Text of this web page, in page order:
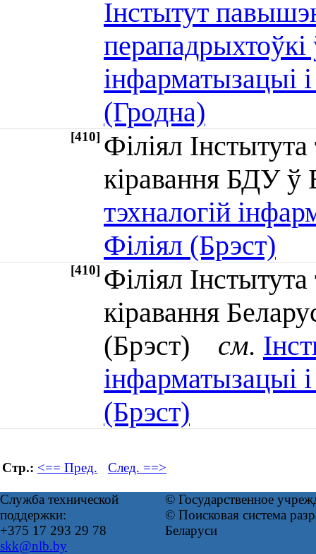
Інстытут
перападрыхтоўкі
інфарматызацыі
(Гродна)
[410] Філіял
кіравання БДУ
тэхналогій
Філіял (Брэст)
[410] Філіял
кіравання
(Брэст) см.
інфарматызацыі
(Брэст)
Стр.: <== Пред. След. ==>
Служба технической
поддержки:
+375 17 293 29 78
skk@nlb.by
© Государственное
© Поисковая система
Беларуси